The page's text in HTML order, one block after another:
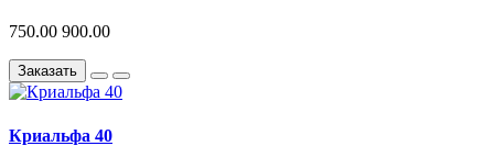
750.00 900.00
Заказать
Криальфа 40